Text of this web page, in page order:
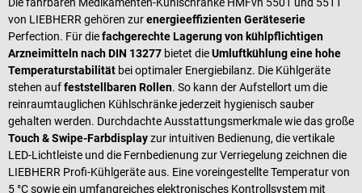
von LIEBHERR gehören zurenergieeffizienten Geräteserie
Perfection. Für diefachgerechte Lagerung von kühlpflichtigen
Arzneimitteln nach DIN 13277 bietet dieUmluftkühlung eine hohe
Temperaturstabilität bei optimaler Energiebilanz. Die Kühlgeräte
stehen auffeststellbaren Rollen. So kann der Aufstellort um die
reinraumtauglichen Kühlschränke jederzeit hygienisch sauber
gehalten werden. Durchdachte Ausstattungsmerkmale wie das große
Touch & Swipe-Farbdisplayzur intuitiven Bedienung, die vertikale
LED-Lichtleiste und die Fernbedienung zur Verriegelung zeichnen die
LIEBHERR Profi-Kühlgeräte aus. Eine voreingestellte Temperatur von
5 °C sowie ein umfangreiches elektronisches Kontrollsystem mit